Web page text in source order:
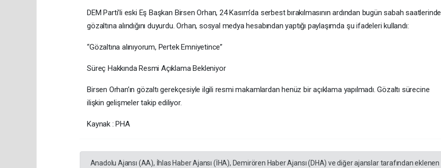
DEM Parti’li eski Eş Başkan Birsen Orhan, 24 Kasım’da serbest bırakılmasının ardından bugün sabah saatlerinde
gözaltına alındığını duyurdu. Orhan, sosyal medya hesabından yaptığı paylaşımda şu ifadeleri kullandı:
“Gözaltına alınıyorum, Pertek Emniyetince”
Süreç Hakkında Resmi Açıklama Bekleniyor
Birsen Orhan’ın gözaltı gerekçesiyle ilgili resmi makamlardan henüz bir açıklama yapılmadı. Gözaltı sürecine
ilişkin gelişmeler takip ediliyor.
Kaynak : PHA
Anadolu Ajansı (AA), İhlas Haber Ajansı (İHA), Demirören Haber Ajansı (DHA) ve diğer ajanslar tarafından eklenen